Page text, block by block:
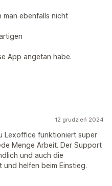
man ebenfalls nicht
App angetan habe.
12 grudzień 2024
Lexoffice funktioniert super
Menge Arbeit. Der Support
und auch die
helfen beim Einstieg.